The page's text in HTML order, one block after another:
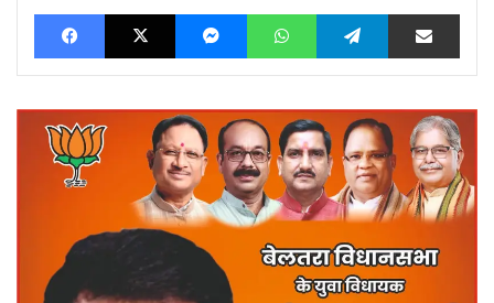
FacebookX MessengerWhatsAppTelegram Share via